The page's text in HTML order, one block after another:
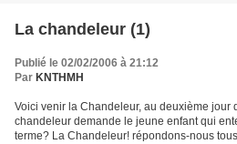
La chandeleur (1)
Publié le 02/02/2006 à 21:12
Par KNTHMH
Voici venir la Chandeleur, au deuxième jour
chandeleur demande le jeune enfant qui
terme? La Chandeleur! répondons-nous